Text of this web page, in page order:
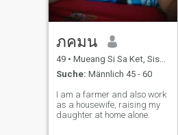
ภคมน
49 • Mueang Si Sa Ket, Sisaket, Thailand
Suche: Männlich 45 - 60
I am a farmer and also work
as a housewife, raising my
daughter at home alone.